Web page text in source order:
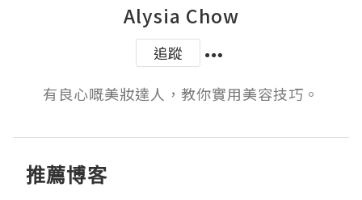
Alysia Chow
追蹤
有良心嘅美妝達人，教你實用美容技巧。
推薦博客